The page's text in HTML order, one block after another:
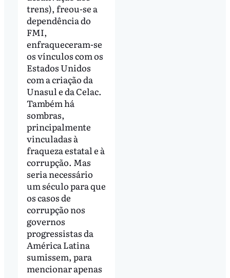
trens), freou-se a
dependência do
FMI,
enfraqueceram-se
os vínculos com os
Estados Unidos
com a criação da
Unasul e da Celac.
Também há
sombras,
principalmente
vinculadas à
fraqueza estatal e à
corrupção. Mas
seria necessário
um século para que
os casos de
corrupção nos
governos
progressistas da
América Latina
sumissem, para
mencionar apenas